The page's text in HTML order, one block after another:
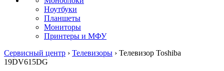
Ноутбуки
Планшеты
Мониторы
Принтеры и МФУ
Сервисный центр › Телевизоры › Телевизор Toshiba
19DV615DG